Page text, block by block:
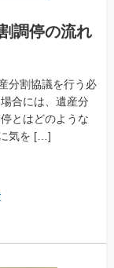
調停の流れ
分割協議を行う必
合には、遺産分
とはどのような
気を […]